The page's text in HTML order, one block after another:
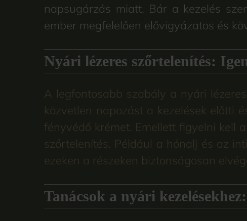
napsugárzás miatt. Bár a kezelés
ember megfelelően elővigyázatos és
Nyári lézeres szőrtelenítés:
A legfontosabb szabály a nyári
közvetlen napozást a kezelések előtti
fényvédő krémet. Emellett figyelni kell
szőrtelenítés. Például a hónalj és az
ezeken a részeken biztonságosan
Tanácsok a nyári kezelésekhez: